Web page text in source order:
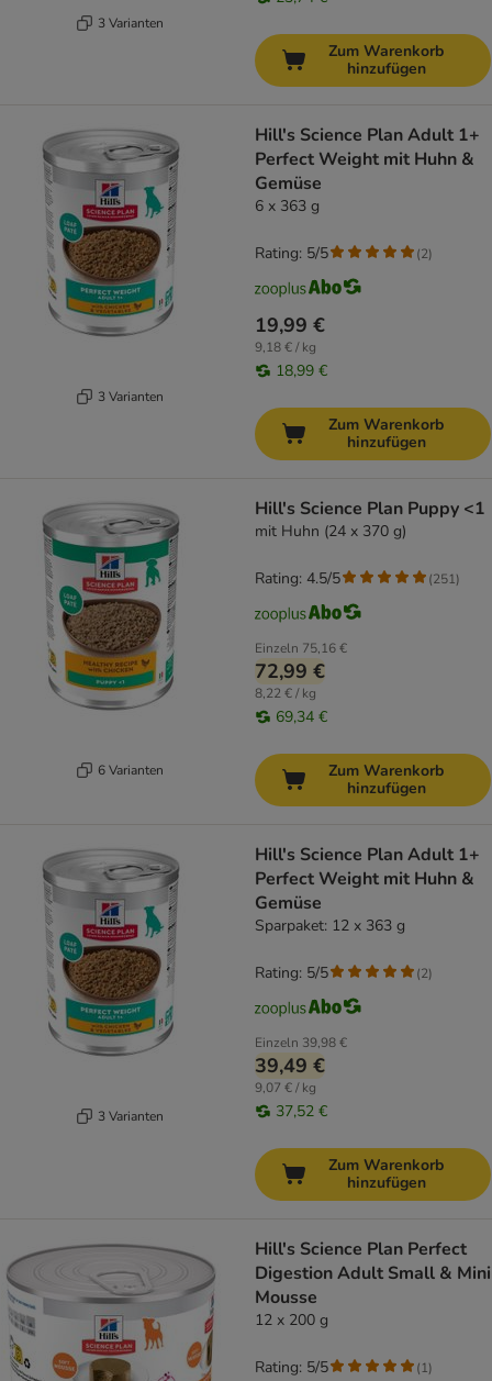
3 Varianten
Zum Warenkorb
hinzufügen
3 Varianten
Hill's Science Plan Adult 1+
Perfect Weight mit Huhn &
Gemüse
6 x 363 g
19,99 €
9,18 € / kg
18,99 €
Rating: 5/5 (2)
Zum Warenkorb
hinzufügen
6 Varianten
Hill's Science Plan Puppy <1
mit Huhn (24 x 370 g)
Einzeln 75,16 €
72,99 €
8,22 € / kg
69,34 €
Rating: 4.5/5 (251)
Zum Warenkorb
hinzufügen
3 Varianten
Hill's Science Plan Adult 1+
Perfect Weight mit Huhn &
Gemüse
Sparpaket: 12 x 363 g
Einzeln 39,98 €
39,49 €
9,07 € / kg
37,52 €
Rating: 5/5 (2)
Zum Warenkorb
hinzufügen
Hill's Science Plan Perfect
Digestion Adult Small & Mini
Mousse
12 x 200 g
Rating: 5/5 (1)